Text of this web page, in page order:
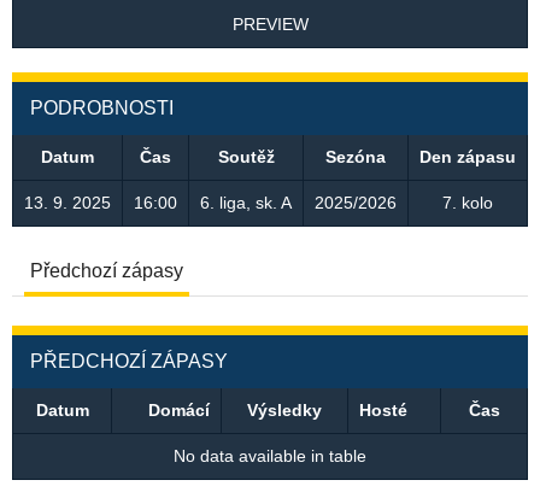
PREVIEW
PODROBNOSTI
Datum Čas Soutěž Sezóna Den zápasu
13. 9. 2025 16:00 6. liga, sk. A 2025/2026 7. kolo
Předchozí zápasy
PŘEDCHOZÍ ZÁPASY
Datum Domácí Výsledky Hosté Čas
No data available in table